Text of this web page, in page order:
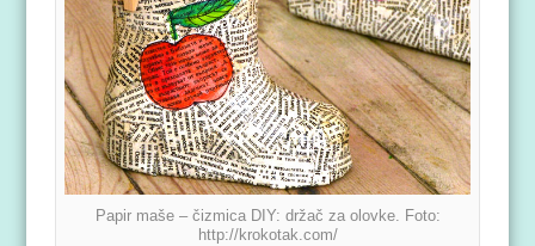
Papir maše – čizmica DIY: držač za olovke. Foto:
http://krokotak.com/